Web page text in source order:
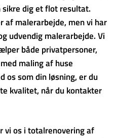
dig et flot resultat.
af malerarbejde, men vi har
udvendig malerarbejde. Vi
både privatpersoner,
maling af huse
os som din løsning, er du
kvalitet, når du kontakter
vi os i totalrenovering af